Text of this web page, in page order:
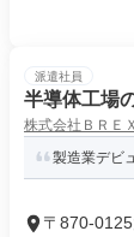
派遣社員
半導体工場
株式会社ＢＲＥ
製造業デビ
〒870-